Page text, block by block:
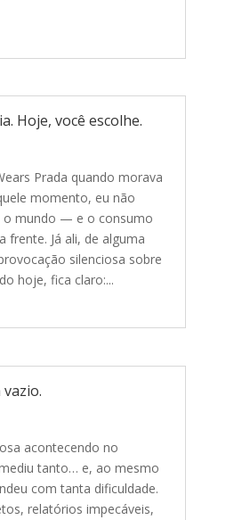
Hoje, você escolhe.
Prada quando morava
momento, eu não
o mundo — e o consumo
Já ali, de alguma
silenciosa sobre
hoje, fica claro:...
vazio.
acontecendo no
tanto… e, ao mesmo
com tanta dificuldade.
relatórios impecáveis,